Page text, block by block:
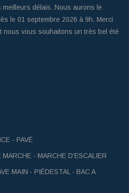
délais. Nous aurons le
le 01 septembre 2026 à 9h. Merci
nous vous souhaitons un très bel été
- PAVÉ
- MARCHE D'ESCALIER
MAIN - PIÉDESTAL - BAC A